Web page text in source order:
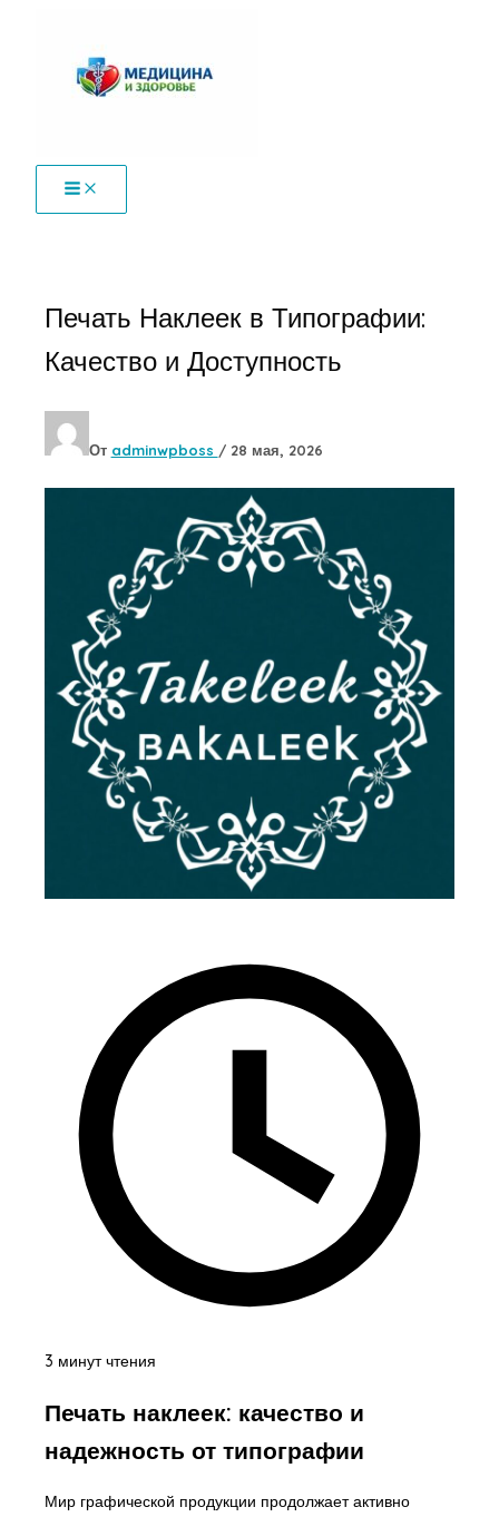
содержимому
Печать Наклеек в Типографии:
Качество и Доступность
От adminwpboss / 28 мая, 2026
3 минут чтения
Печать наклеек: качество и
надежность от типографии
Мир графической продукции продолжает активно